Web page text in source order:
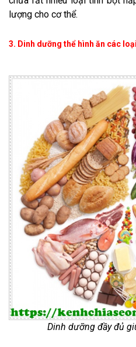
lượng cho cơ thể.
3. Dinh dưỡng thể hình ăn các
Dinh dưỡng đầy đủ